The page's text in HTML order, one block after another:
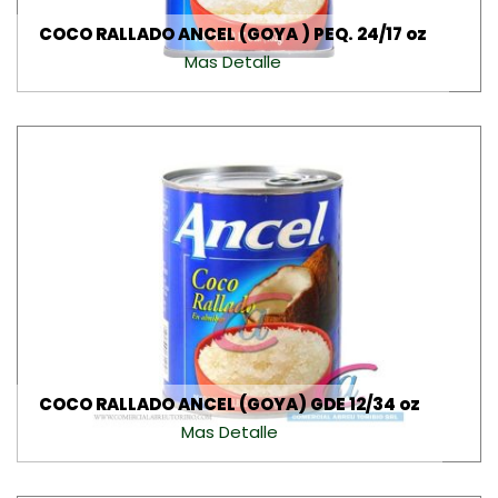
COCO RALLADO ANCEL (GOYA ) PEQ. 24/17 oz
Mas Detalle
COCO RALLADO ANCEL (GOYA) GDE 12/34 oz
Mas Detalle